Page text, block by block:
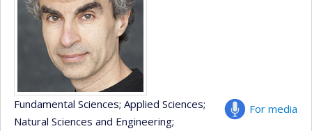
For media
Fundamental Sciences; Applied Sciences;
Natural Sciences and Engineering;